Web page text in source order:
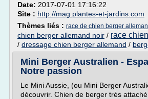
Date: 2017-07-01 17:16:22
Site : http://mag.plantes-et-jardins.com
Thèmes liés : race de chien berger
chien berger allemand noir / race
/ dressage chien berger allemand /
Mini Berger Australien -
Notre passion
Le Mini Aussie, (ou Mini Berger
découvrir. Chien de berger très